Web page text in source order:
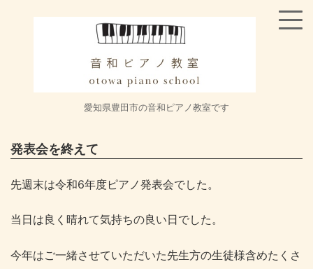
愛知県豊田市の音和ピアノ教室です
発表会を終えて
先週末は令和6年度ピアノ発表会でした。
当日は良く晴れて気持ちの良い日でした。
今年はご一緒させていただいた先生方の生徒様含めたくさ